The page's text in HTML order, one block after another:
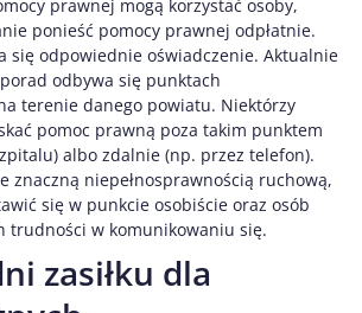
prawnej mogą korzystać osoby,
ponieść pomocy prawnej odpłatnie.
się odpowiednie oświadczenie. Aktualnie
odbywa się punktach
terenie danego powiatu. Niektórzy
pomoc prawną poza takim punktem
albo zdalnie (np. przez telefon).
znaczną niepełnosprawnością ruchową,
się w punkcie osobiście oraz osób
trudności w komunikowaniu się.
zasiłku dla